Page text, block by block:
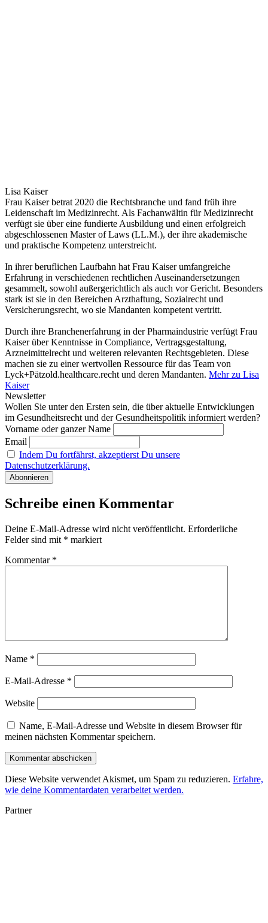
Lisa Kaiser
Frau Kaiser betrat 2020 die Rechtsbranche und fand früh ihre
Leidenschaft im Medizinrecht. Als Fachanwältin für Medizinrecht
verfügt sie über eine fundierte Ausbildung und einen erfolgreich
abgeschlossenen Master of Laws (LL.M.), der ihre akademische
und praktische Kompetenz unterstreicht.
In ihrer beruflichen Laufbahn hat Frau Kaiser umfangreiche
Erfahrung in verschiedenen rechtlichen Auseinandersetzungen
gesammelt, sowohl außergerichtlich als auch vor Gericht. Besonders
stark ist sie in den Bereichen Arzthaftung, Sozialrecht und
Versicherungsrecht, wo sie Mandanten kompetent vertritt.
Durch ihre Branchenerfahrung in der Pharmaindustrie verfügt Frau
Kaiser über Kenntnisse in Compliance, Vertragsgestaltung,
Arzneimittelrecht und weiteren relevanten Rechtsgebieten. Diese
machen sie zu einer wertvollen Ressource für das Team von
Lyck+Pätzold.healthcare.recht und deren Mandanten. Mehr zu Lisa
Kaiser
Newsletter
Wollen Sie unter den Ersten sein, die über aktuelle Entwicklungen
im Gesundheitsrecht und der Gesundheitspolitik informiert werden?
Vorname oder ganzer Name
Email
Indem Du fortfährst, akzeptierst Du unsere
Datenschutzerklärung.
Schreibe einen Kommentar
Deine E-Mail-Adresse wird nicht veröffentlicht. Erforderliche
Felder sind mit * markiert
Kommentar *
Name *
E-Mail-Adresse *
Website
Name, E-Mail-Adresse und Website in diesem Browser für
meinen nächsten Kommentar speichern.
Diese Website verwendet Akismet, um Spam zu reduzieren. Erfahre,
wie deine Kommentardaten verarbeitet werden.
Partner